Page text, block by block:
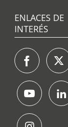
ENLACES DE
INTERÉS